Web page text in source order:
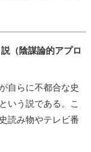
（陰謀論的アプロ
自らに不都合な史
いう説である。こ
読み物やテレビ番